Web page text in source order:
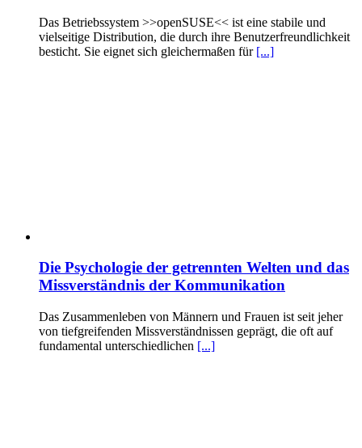
Das Betriebssystem >>openSUSE<< ist eine stabile und
vielseitige Distribution, die durch ihre Benutzerfreundlichkeit
besticht. Sie eignet sich gleichermaßen für [...]
Die Psychologie der getrennten Welten und das
Missverständnis der Kommunikation
Das Zusammenleben von Männern und Frauen ist seit jeher
von tiefgreifenden Missverständnissen geprägt, die oft auf
fundamental unterschiedlichen [...]